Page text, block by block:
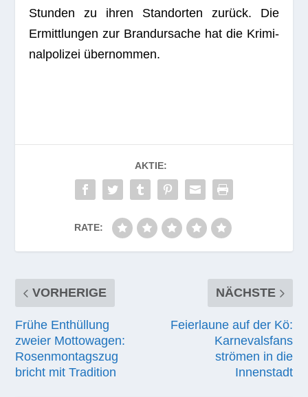
Stun­den zu ihren Stand­or­ten zurück. Die
Ermitt­lun­gen zur Brand­ur­sa­che hat die Kri­mi­
nal­po­li­zei übernommen.
AKTIE:
RATE:
VORHERIGE
Frühe Enthüllung
zweier Mottowagen:
Rosenmontagszug
bricht mit Tradition
NÄCHSTE
Feierlaune auf der Kö:
Karnevalsfans
strömen in die
Innenstadt